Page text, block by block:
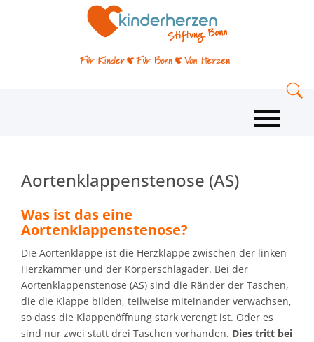
Aortenklappenstenose (AS)
Was ist das eine
Aortenklappenstenose?
Die Aortenklappe ist die Herzklappe zwischen der linken
Herzkammer und der Körperschlagader. Bei der
Aortenklappenstenose (AS) sind die Ränder der Taschen,
die die Klappe bilden, teilweise miteinander verwachsen,
so dass die Klappenöffnung stark verengt ist. Oder es
sind nur zwei statt drei Taschen vorhanden. Dies tritt bei